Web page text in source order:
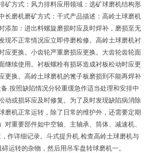
矿方式：风力排料应用领域：选矿球磨机结构形
长磨机磨矿方式：干式产品描述：高岭土球磨机
添加：进出料螺旋磨损时应及时焊补，磨损至无
现不正常情况应立即停磨检修。高岭土球磨机衬
应更换。小齿轮严重磨损应更换。大齿轮齿轮面
继续使用。衬板螺栓有损坏造成衬板松动时应更
更换。高岭土球磨机的篦子板磨损到不能再焊补
.按照缺陷情况分轻重缓急作适当处理和安排中
动或损坏应及时修复。为了及时发现缺陷病消除
磨机正常运转，除了日常的维护外，还需要定期
对重要部件如中空轴、主轴承、筒体、减速机、
作详细记录。斗式提升机.检查高岭土球磨机与
运转的杂物，然后用吊车盘转球磨机一。